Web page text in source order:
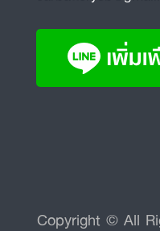
Copyright © All